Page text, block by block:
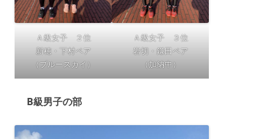
Ａ級女子 ２位
新穂・下村ペア
（ブルースカイ）
Ａ級女子 ３位
岩切・鎌田ペア
（加納中）
B級男子の部